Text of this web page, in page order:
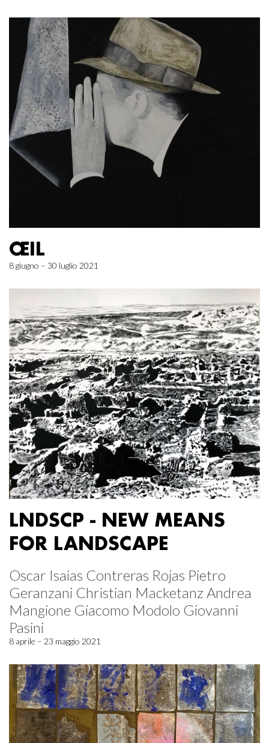
ŒIL
8 giugno – 30 luglio 2021
LNDSCP - NEW MEANS
FOR LANDSCAPE
Oscar Isaias Contreras Rojas Pietro
Geranzani Christian Macketanz Andrea
Mangione Giacomo Modolo Giovanni
Pasini
8 aprile – 23 maggio 2021